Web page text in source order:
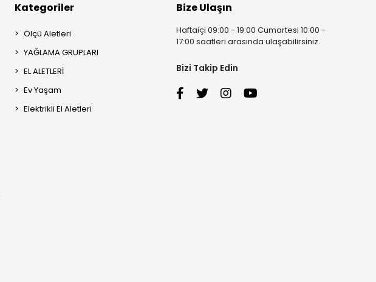
Kategoriler
Ölçü Aletleri
YAĞLAMA GRUPLARI
EL ALETLERİ
Ev Yaşam
Elektrikli El Aletleri
Bize Ulaşın
Haftaiçi 09:00 - 19:00 Cumartesi 10:00 -
17:00 saatleri arasında ulaşabilirsiniz.
Bizi Takip Edin